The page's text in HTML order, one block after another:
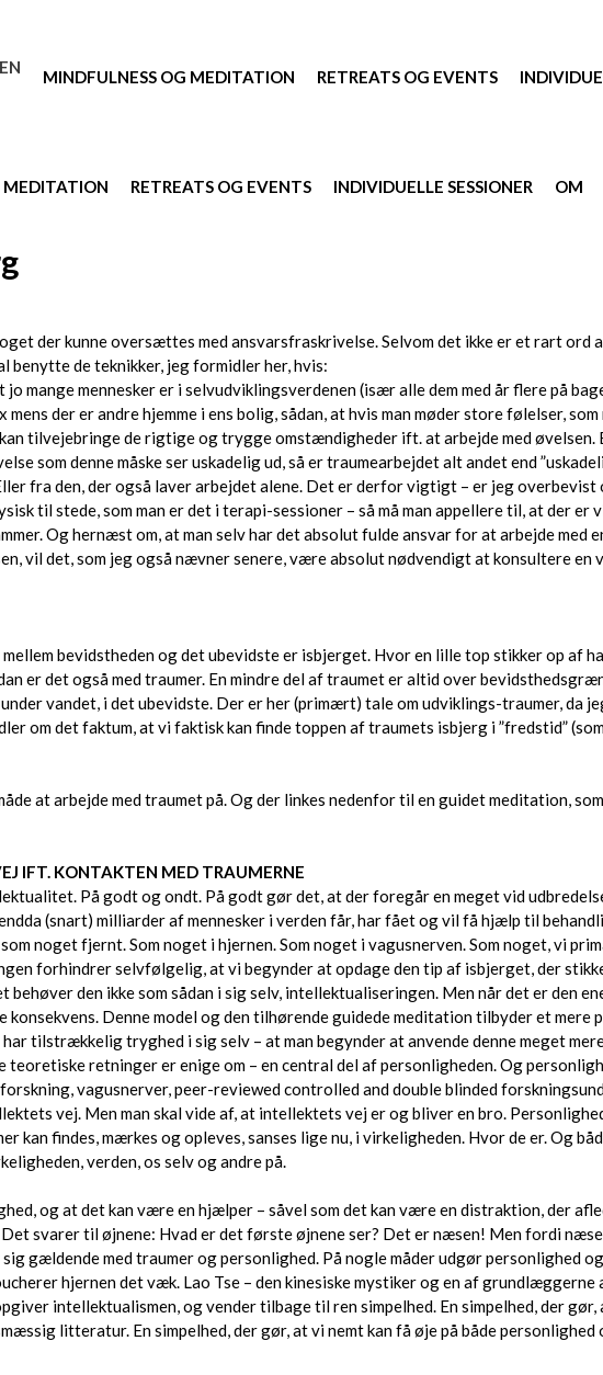
MINDFULNESS OG MEDITATION
RETREATS OG EVENTS
MEDITATION RETREATS OG EVENTS INDIVIDUELLE SESSIONER OM
der kunne oversættes med ansvarsfraskrivelse. Selvom det ikke er et rart ord
benytte de teknikker, jeg formidler her, hvis:
mange mennesker er i selvudviklingsverdenen (især alle dem med år flere på
der er andre hjemme i ens bolig, sådan, at hvis man møder store følelser, som
tilvejebringe de rigtige og trygge omstændigheder ift. at arbejde med øvelsen.
som denne måske ser uskadelig ud, så er traumearbejdet alt andet end
fra den, der også laver arbejdet alene. Det er derfor vigtigt – er jeg overbevist
til stede, som man er det i terapi-sessioner – så må man appellere til, at der
Og hernæst om, at man selv har det absolut fulde ansvar for at arbejde med
vil det, som jeg også nævner senere, være absolut nødvendigt at konsultere en
bevidstheden og det ubevidste er isbjerget. Hvor en lille top stikker op af
er det også med traumer. En mindre del af traumet er altid over
vandet, i det ubevidste. Der er her (primært) tale om udviklings-traumer, da
om det faktum, at vi faktisk kan finde toppen af traumets isbjerg i ”fredstid”
at arbejde med traumet på. Og der linkes nedenfor til en guidet meditation,
IFT. KONTAKTEN MED TRAUMERNE
På godt og ondt. På godt gør det, at der foregår en meget vid
(snart) milliarder af mennesker i verden får, har fået og vil få hjælp til
noget fjernt. Som noget i hjernen. Som noget i vagusnerven. Som noget, vi
forhindrer selvfølgelig, at vi begynder at opdage den tip af isbjerget, der
den ikke som sådan i sig selv, intellektualiseringen. Men når det er den
konsekvens. Denne model og den tilhørende guidede meditation tilbyder et
tilstrækkelig tryghed i sig selv – at man begynder at anvende denne meget
retninger er enige om – en central del af personligheden. Og
vagusnerver, peer-reviewed controlled and double blinded
vej. Men man skal vide af, at intellektets vej er og bliver en bro.
kan findes, mærkes og opleves, sanses lige nu, i virkeligheden. Hvor de er. Og
verden, os selv og andre på.
og at det kan være en hjælper – såvel som det kan være en distraktion, der
svarer til øjnene: Hvad er det første øjnene ser? Det er næsen! Men fordi
gældende med traumer og personlighed. På nogle måder udgør personlighed
hjernen det væk. Lao Tse – den kinesiske mystiker og en af grundlæggerne
intellektualismen, og vender tilbage til ren simpelhed. En simpelhed, der gør,
litteratur. En simpelhed, der gør, at vi nemt kan få øje på både